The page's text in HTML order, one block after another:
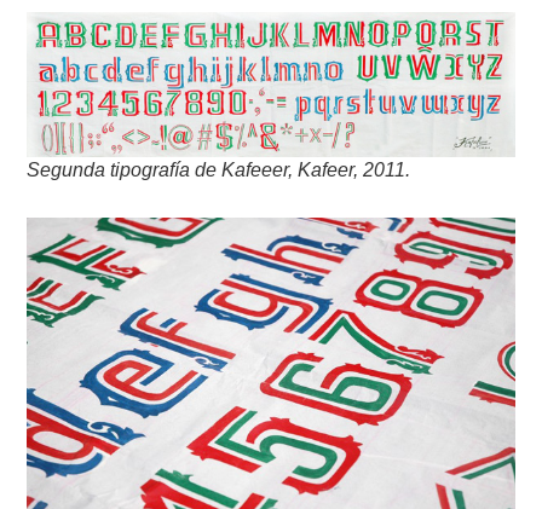
Segunda tipografía de Kafeeer, Kafeer, 2011.